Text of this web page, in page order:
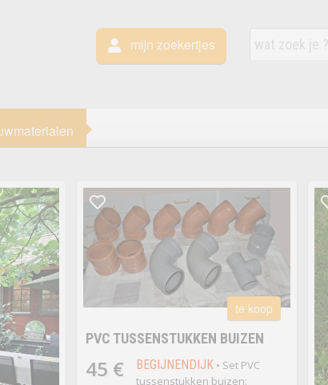
mijn zoekertjes
te koop
PVC TUSSENSTUKKEN BUIZEN
45 € BEGIJNENDIJK • Set PVC
tussenstukken buizen: